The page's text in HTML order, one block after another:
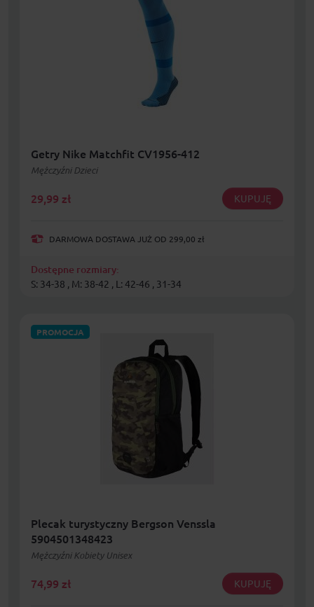
Getry Nike Matchfit CV1956-412
Mężczyźni Dzieci
29,99 zł KUPUJĘ
DARMOWA DOSTAWA JUŻ OD 299,00 zł
Dostępne rozmiary:
S: 34-38 , M: 38-42 , L: 42-46 , 31-34
PROMOCJA
Plecak turystyczny Bergson Venssla
5904501348423
Mężczyźni Kobiety Unisex
74,99 zł KUPUJĘ